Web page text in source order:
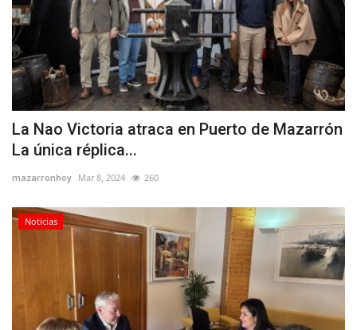
La Nao Victoria atraca en Puerto de Mazarrón
La única réplica...
mazarronhoy Mar 8, 2024 260
Noticias